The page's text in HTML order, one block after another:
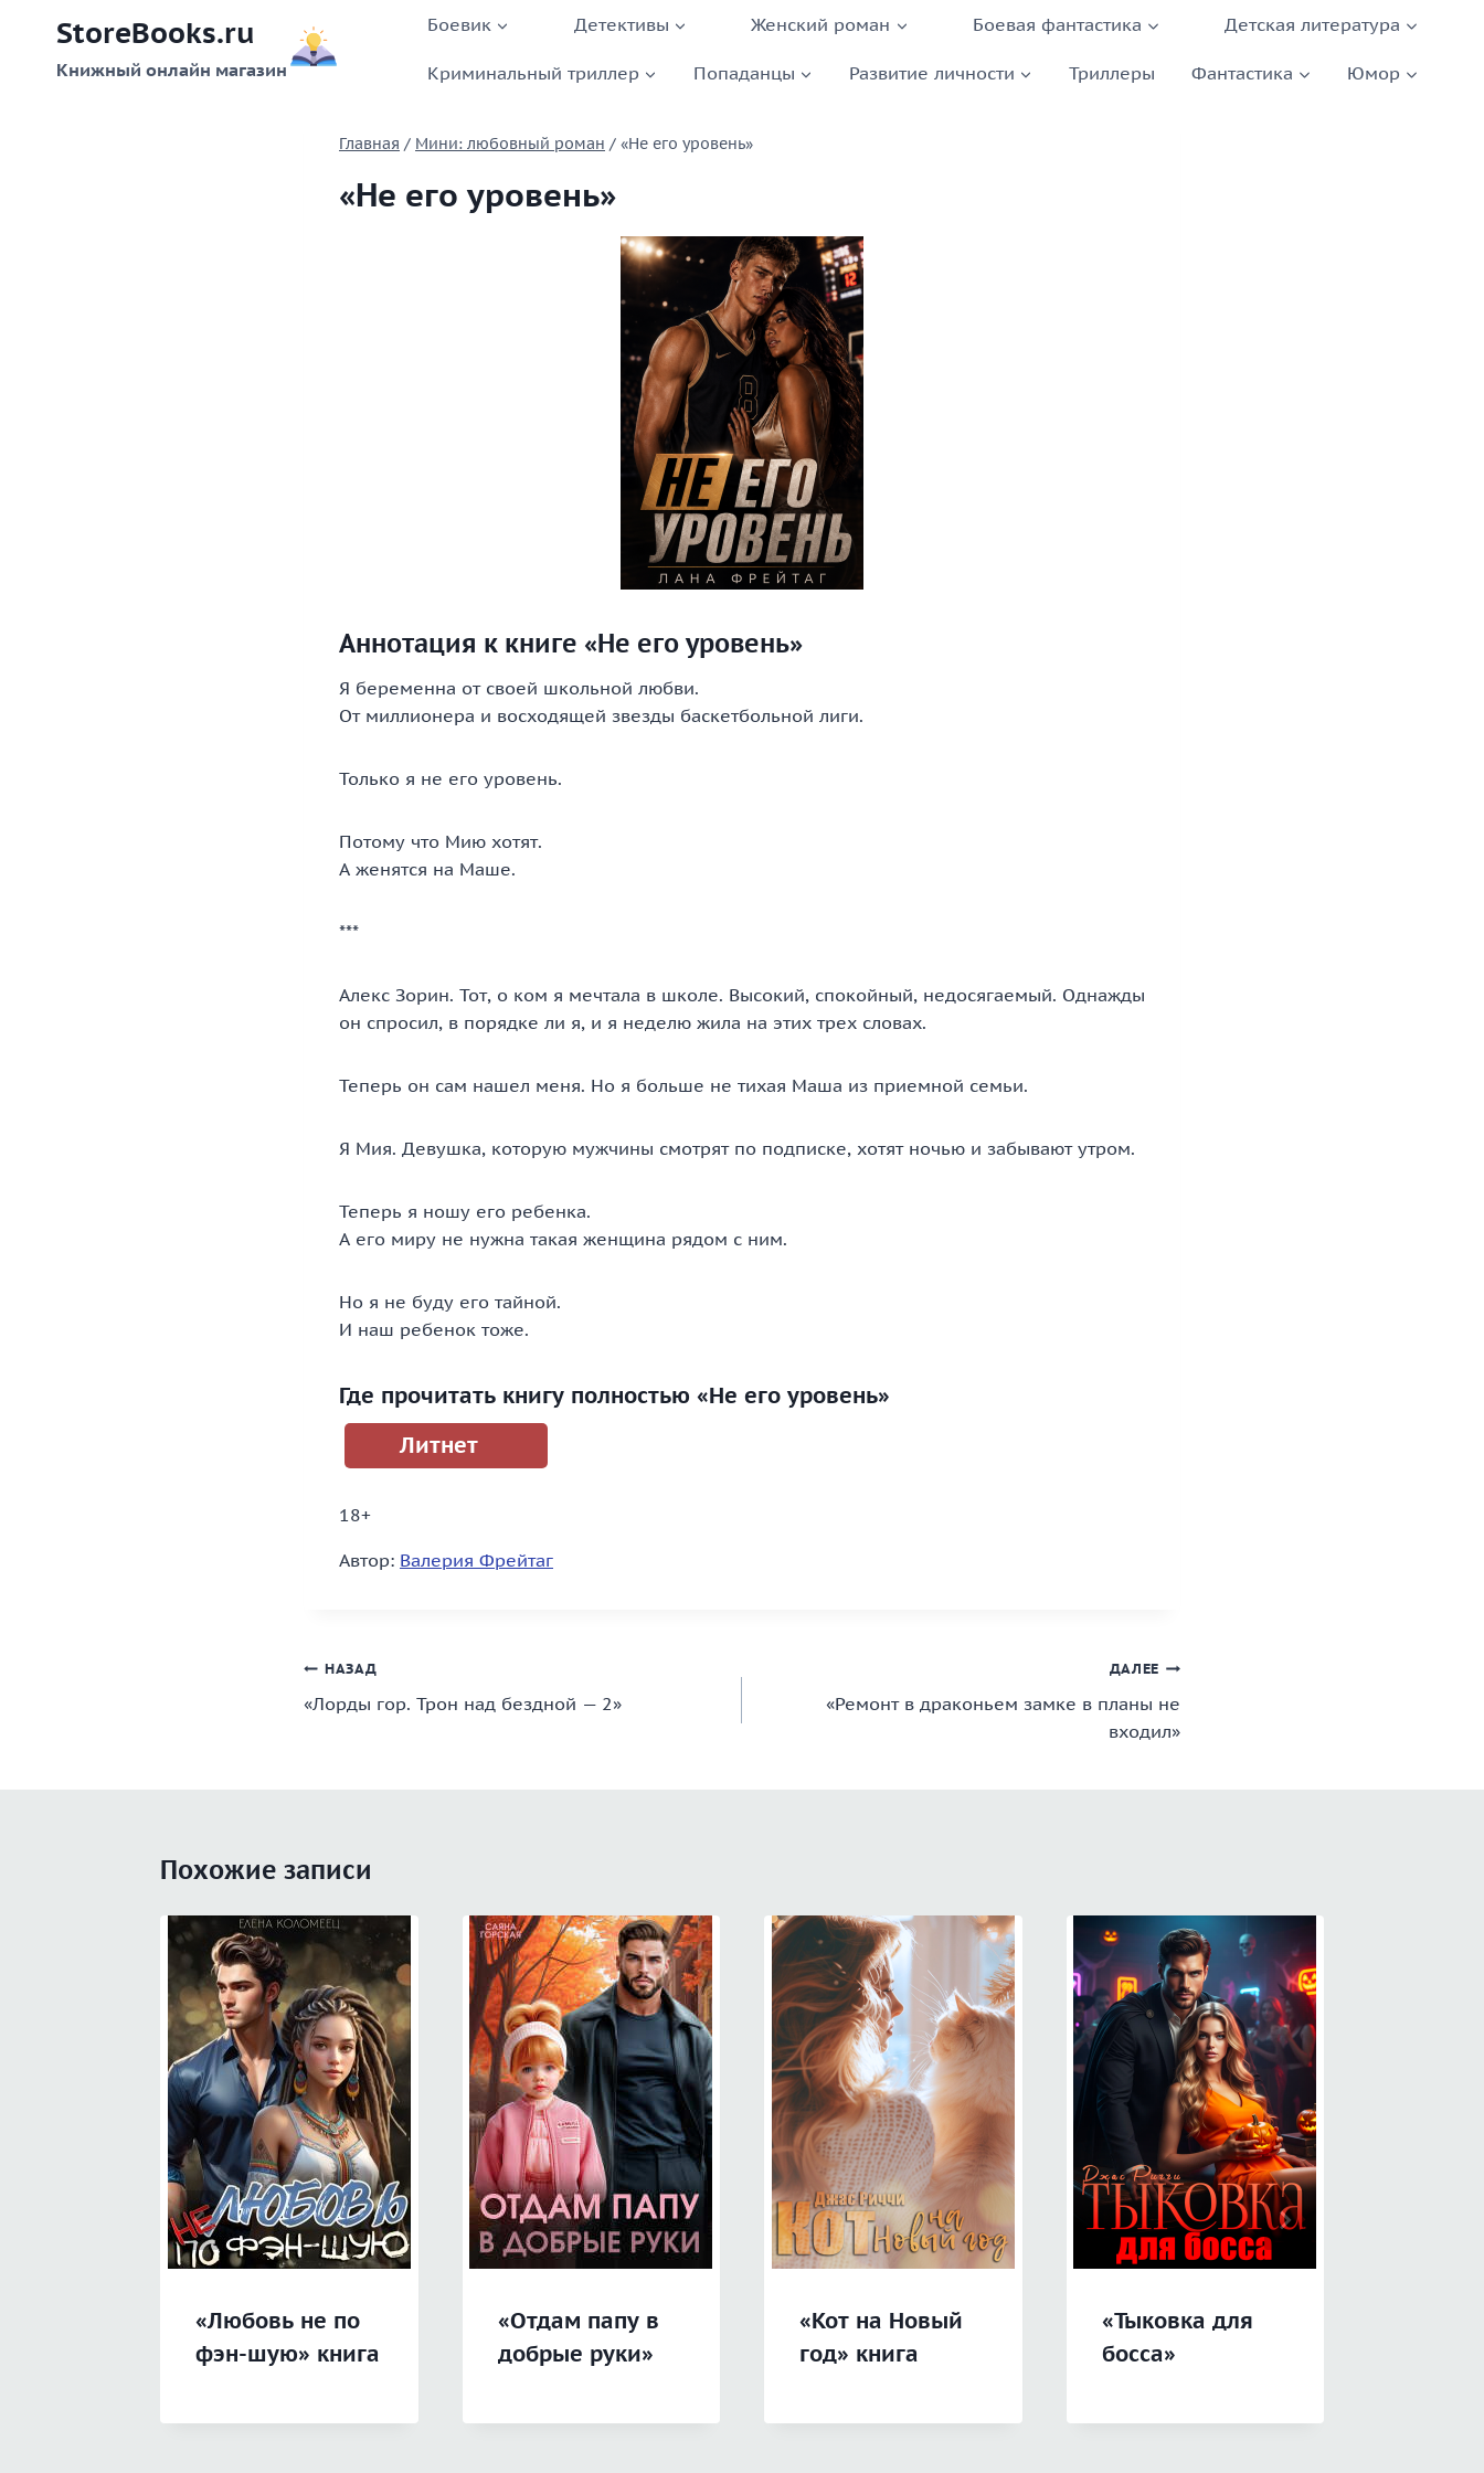
содержимому
StoreBooks.ru
Книжный онлайн магазин
Боевик Детективы Женский роман Боевая фантастика Детская литература
Криминальный триллер Попаданцы Развитие личности Триллеры Фантастика Юмор
Главная / Мини: любовный роман / «Не его уровень»
«Не его уровень»
Аннотация к книге «Не его уровень»
Я беременна от своей школьной любви.
От миллионера и восходящей звезды баскетбольной лиги.
Только я не его уровень.
Потому что Мию хотят.
А женятся на Маше.
***
Алекс Зорин. Тот, о ком я мечтала в школе. Высокий, спокойный, недосягаемый. Однажды
он спросил, в порядке ли я, и я неделю жила на этих трех словах.
Теперь он сам нашел меня. Но я больше не тихая Маша из приемной семьи.
Я Мия. Девушка, которую мужчины смотрят по подписке, хотят ночью и забывают утром.
Теперь я ношу его ребенка.
А его миру не нужна такая женщина рядом с ним.
Но я не буду его тайной.
И наш ребенок тоже.
Где прочитать книгу полностью «Не его уровень»
Литнет
18+
Автор: Валерия Фрейтаг
Навигация
по
НАЗАД
«Лорды гор. Трон над бездной — 2»
ДАЛЕЕ
«Ремонт в драконьем замке в планы не
входил»
Похожие записи
«Любовь не по
фэн-шую» книга
«Отдам папу в
добрые руки»
«Кот на Новый
год» книга
«Тыковка для
босса»